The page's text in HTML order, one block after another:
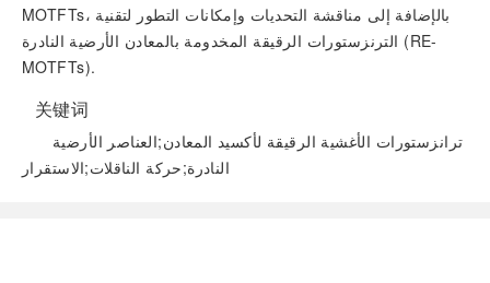
MOTFTs، بالإضافة إلى مناقشة التحديات وإمكانات التطور لتقنية
الترنزستورات الرقيقة المخدومة بالمعادن الأرضية النادرة (RE-
MOTFTs).
关键词
ترانزستورات الأغشية الرقيقة لأكسيد المعادن;العناصر الأرضية
النادرة;حركة الناقلات;الاستقرار